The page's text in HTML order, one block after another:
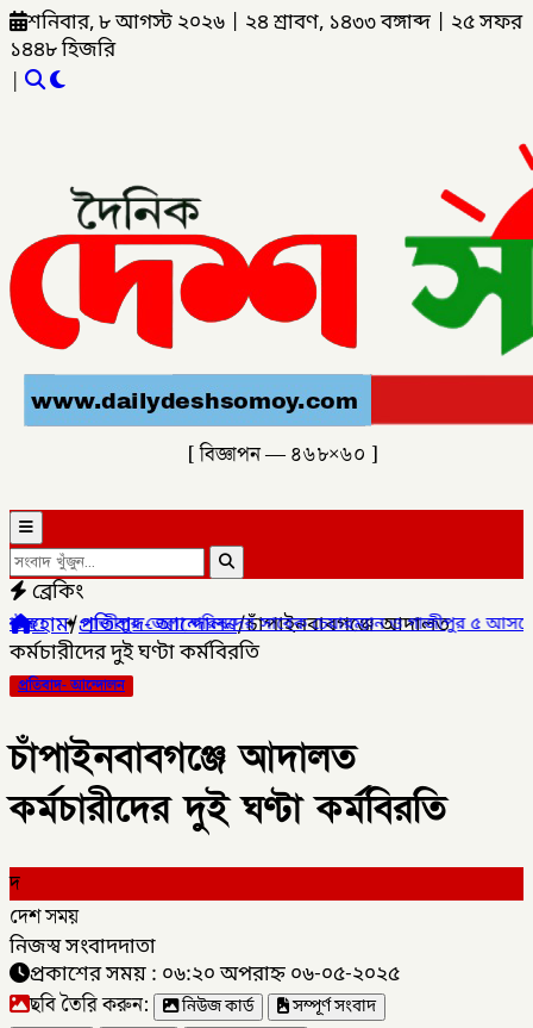
শনিবার, ৮ আগস্ট ২০২৬ ২৪ শ্রাবণ, ১৪৩৩ বঙ্গাব্দ
২৫ সফর
১৪৪৮ হিজরি
|
[ বিজ্ঞাপন — ৪৬৮×৬০ ]
ব্রেকিং
জেলা পরিষদের সাবেক চেয়ারম্যান ও গাজীপুর ৫ আসনের সাবেক সংসদ
হোম/প্রতিবাদ- আন্দোলন/চাঁপাইনবাবগঞ্জে আদালত
কর্মচারীদের দুই ঘণ্টা কর্মবিরতি
প্রতিবাদ- আন্দোলন
চাঁপাইনবাবগঞ্জে আদালত
কর্মচারীদের দুই ঘণ্টা কর্মবিরতি
দ
দেশ সময়
নিজস্ব সংবাদদাতা
প্রকাশের সময় : ০৬:২০ অপরাহ্ন ০৬-০৫-২০২৫
ছবি তৈরি করুন: নিউজ কার্ড
সম্পূর্ণ সংবাদ